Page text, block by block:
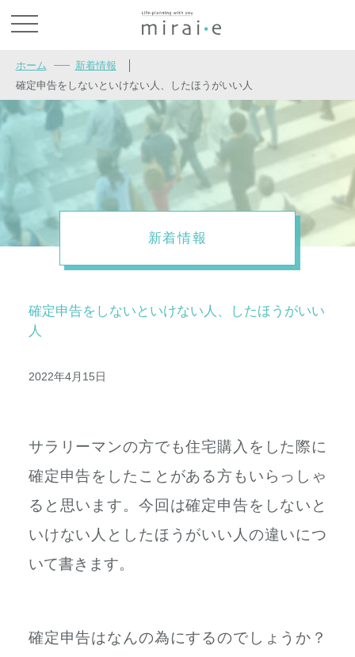
ホーム 新着情報
確定申告をしないといけない人、したほうがいい人
新着情報
確定申告をしないといけない人、したほうがいい
人
2022年4月15日
サラリーマンの方でも住宅購入をした際に
確定申告をしたことがある方もいらっしゃ
ると思います。今回は確定申告をしないと
いけない人としたほうがいい人の違いにつ
いて書きます。
確定申告はなんの為にするのでしょうか？